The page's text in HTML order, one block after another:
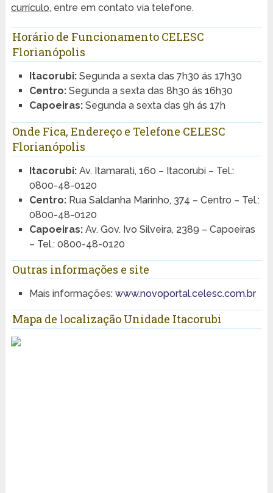
currículo, entre em contato via telefone.
Horário de Funcionamento CELESC
Florianópolis
Itacorubi: Segunda a sexta das 7h30 ás 17h30
Centro: Segunda a sexta das 8h30 ás 16h30
Capoeiras: Segunda a sexta das 9h ás 17h
Onde Fica, Endereço e Telefone CELESC
Florianópolis
Itacorubi: Av. Itamarati, 160 – Itacorubi – Tel.:
0800-48-0120
Centro: Rua Saldanha Marinho, 374 – Centro – Tel.:
0800-48-0120
Capoeiras: Av. Gov. Ivo Silveira, 2389 – Capoeiras
– Tel.: 0800-48-0120
Outras informações e site
Mais informações: www.novoportal.celesc.com.br
Mapa de localização Unidade Itacorubi